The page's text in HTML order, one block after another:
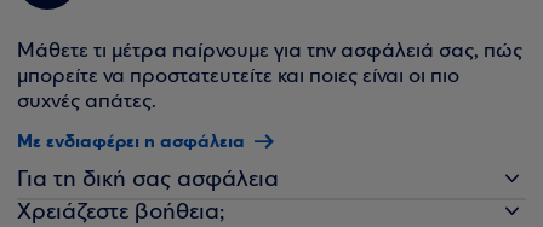
Μάθετε τι μέτρα παίρνουμε για την ασφάλειά σας, πώς
μπορείτε να προστατευτείτε και ποιες είναι οι πιο
συχνές απάτες.
Με ενδιαφέρει η ασφάλεια
Για τη δική σας ασφάλεια
Χρειάζεστε βοήθεια;